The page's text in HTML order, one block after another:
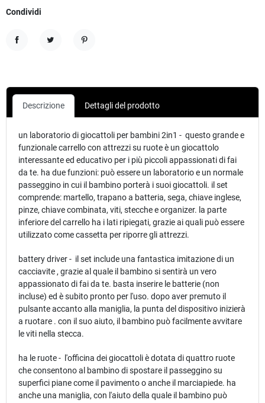
Condividi
Descrizione Dettagli del prodotto
un laboratorio di giocattoli per bambini 2in1 - questo grande e
funzionale carrello con attrezzi su ruote è un giocattolo
interessante ed educativo per i più piccoli appassionati di fai
da te. ha due funzioni: può essere un laboratorio e un normale
passeggino in cui il bambino porterà i suoi giocattoli. il set
comprende: martello, trapano a batteria, sega, chiave inglese,
pinze, chiave combinata, viti, stecche e organizer. la parte
inferiore del carrello ha i lati ripiegati, grazie ai quali può essere
utilizzato come cassetta per riporre gli attrezzi.
battery driver - il set include una fantastica imitazione di un
cacciavite , grazie al quale il bambino si sentirà un vero
appassionato di fai da te. basta inserire le batterie (non
incluse) ed è subito pronto per l'uso. dopo aver premuto il
pulsante accanto alla maniglia, la punta del dispositivo inizierà
a ruotare . con il suo aiuto, il bambino può facilmente avvitare
le viti nella stecca.
ha le ruote - l'officina dei giocattoli è dotata di quattro ruote
che consentono al bambino di spostare il passeggino su
superfici piane come il pavimento o anche il marciapiede. ha
anche una maniglia, con l'aiuto della quale il bambino può